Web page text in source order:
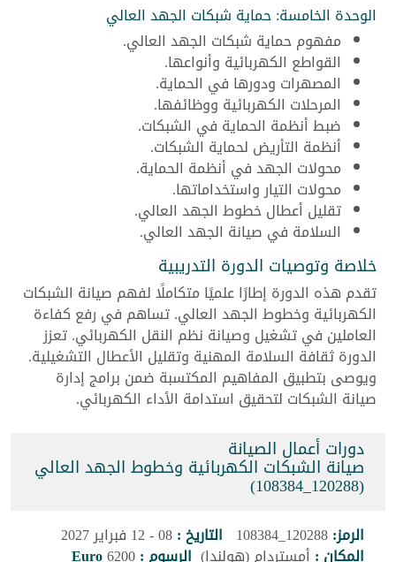
الوحدة الخامسة: حماية شبكات الجهد العالي
مفهوم حماية شبكات الجهد العالي.
القواطع الكهربائية وأنواعها.
المصهرات ودورها في الحماية.
المرحلات الكهربائية ووظائفها.
ضبط أنظمة الحماية في الشبكات.
أنظمة التأريض لحماية الشبكات.
محولات الجهد في أنظمة الحماية.
محولات التيار واستخداماتها.
تقليل أعطال خطوط الجهد العالي.
السلامة في صيانة الجهد العالي.
خلاصة وتوصيات الدورة التدريبية
تقدم هذه الدورة إطارًا علميًا متكاملًا لفهم صيانة الشبكات
الكهربائية وخطوط الجهد العالي. تساهم في رفع كفاءة
العاملين في تشغيل وصيانة نظم النقل الكهربائي. تعزز
الدورة ثقافة السلامة المهنية وتقليل الأعطال التشغيلية.
ويوصى بتطبيق المفاهيم المكتسبة ضمن برامج إدارة
صيانة الشبكات لتحقيق استدامة الأداء الكهربائي.
دورات أعمال الصيانة
صيانة الشبكات الكهربائية وخطوط الجهد العالي
(120288_108384)
الرمز:120288_108384 التاريخ :08 - 12 فبراير 2027
المكان : أمستردام (هولندا) الرسوم :6200
Euro